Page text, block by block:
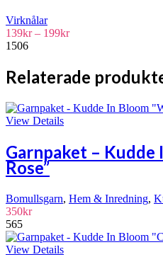
Virknålar
139kr – 199krPrisintervall:
199kr
1506
Relaterade
View Details
Garnpaket – Kudde
Rose”
Bomullsgarn, Hem & Inredning,
350kr
565
View Details